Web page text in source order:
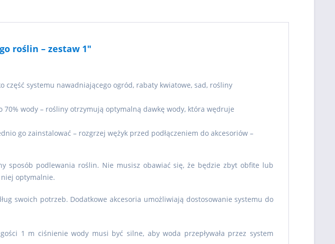
roślin – zestaw 1"
systemu nawadniającego ogród, rabaty kwiatowe, sad, rośliny
70% wody – rośliny otrzymują optymalną dawkę wody, która wędruje
go zainstalować – rozgrzej wężyk przed podłączeniem do akcesoriów –
sposób podlewania roślin. Nie musisz obawiać się, że będzie zbyt obfite lub
optymalnie.
swoich potrzeb. Dodatkowe akcesoria umożliwiają dostosowanie systemu do
1 m ciśnienie wody musi być silne, aby woda przepływała przez system